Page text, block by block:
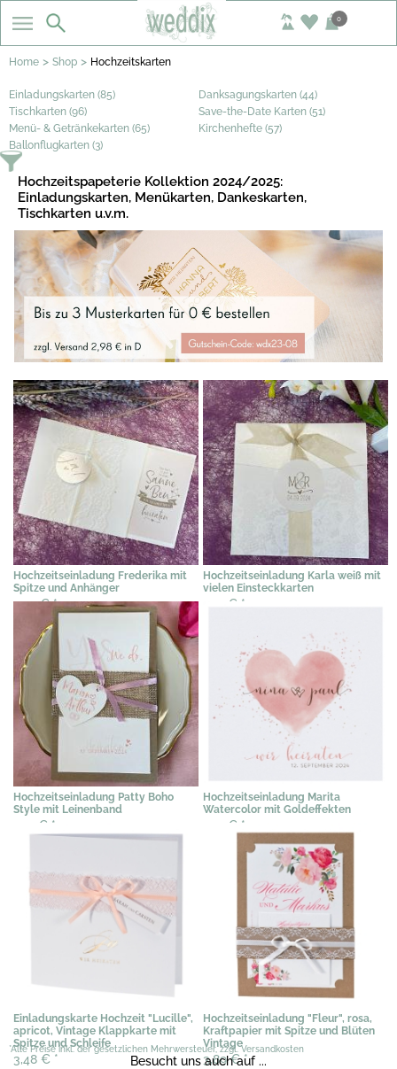
0
Home > Shop > Hochzeitskarten
Einladungskarten (85)
Danksagungskarten (44)
Tischkarten (96)
Save-the-Date Karten (51)
Menü- & Getränkekarten (65)
Kirchenhefte (57)
Ballonflugkarten (3)
Hochzeitspapeterie Kollektion 2024/2025:
Einladungskarten, Menükarten, Dankeskarten,
Tischkarten u.v.m.
Hochzeitseinladung Frederika mit
Spitze und Anhänger
2,39 €*
Hochzeitseinladung Karla weiß mit
vielen Einsteckkarten
2,19 € *
Hochzeitseinladung Patty Boho
Style mit Leinenband
2,19 € *
Hochzeitseinladung Marita
Watercolor mit Goldeffekten
2,19 € *
Einladungskarte Hochzeit "Lucille",
apricot, Vintage Klappkarte mit
Spitze und Schleife
3,48 € *
Hochzeitseinladung "Fleur", rosa,
Kraftpapier mit Spitze und Blüten
Vintage
3,89 €*
*Alle Preise inkl. der gesetzlichen Mehrwersteuer, zzgl. Versandkosten
Besucht uns auch auf ...